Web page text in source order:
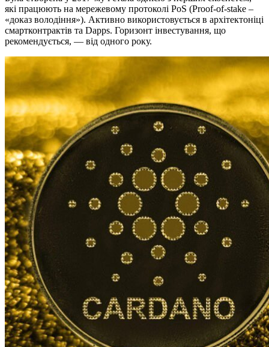
які працюють на мережевому протоколі PoS (Proof-of-stake –
«доказ володіння»). Активно використовується в архітектоніці
смартконтрактів та Dapps. Горизонт інвестування, що
рекомендується, — від одного року.